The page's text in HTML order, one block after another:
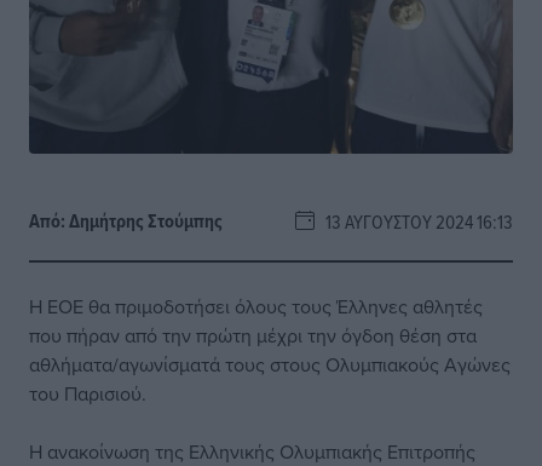
Από:Δημήτρης Στούμπης 13 ΑΥΓΟΎΣΤΟΥ 2024 16:13
Η ΕΟΕ θα πριμοδοτήσει όλους τους Έλληνες αθλητές
που πήραν από την πρώτη μέχρι την όγδοη θέση στα
αθλήματα/αγωνίσματά τους στους Ολυμπιακούς Αγώνες
του Παρισιού.
Η ανακοίνωση της Ελληνικής Ολυμπιακής Επιτροπής